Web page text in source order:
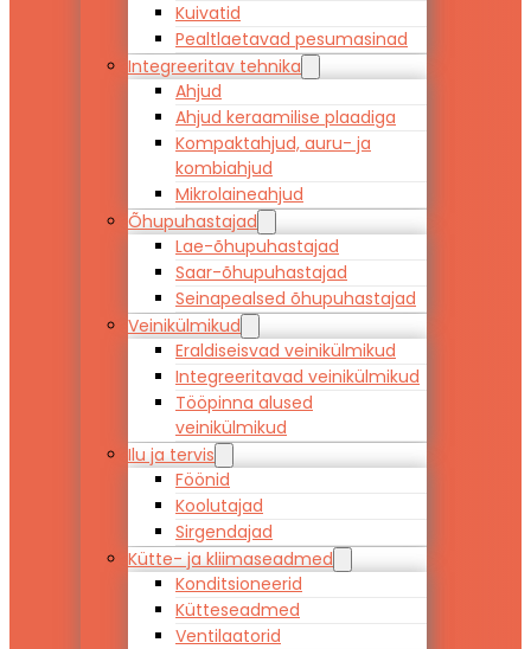
Kuivatid
Pealtlaetavad pesumasinad
Integreeritav tehnika
Ahjud
Ahjud keraamilise plaadiga
Kompaktahjud, auru- ja
kombiahjud
Mikrolaineahjud
Õhupuhastajad
Lae-õhupuhastajad
Saar-õhupuhastajad
Seinapealsed õhupuhastajad
Veinikülmikud
Eraldiseisvad veinikülmikud
Integreeritavad veinikülmikud
Tööpinna alused
veinikülmikud
Ilu ja tervis
Föönid
Koolutajad
Sirgendajad
Kütte- ja kliimaseadmed
Konditsioneerid
Kütteseadmed
Ventilaatorid